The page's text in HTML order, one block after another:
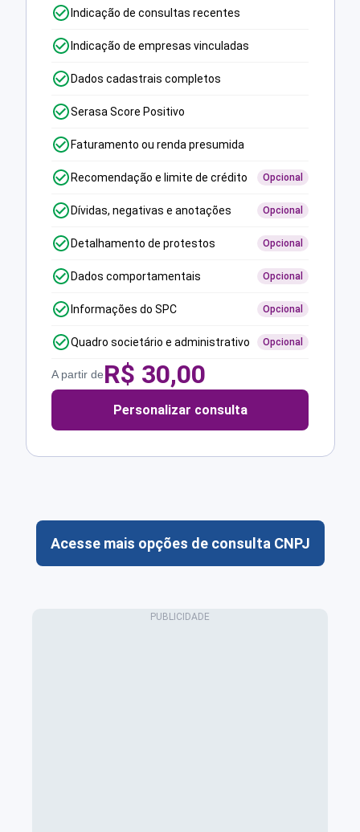
Indicação de consultas recentes
Indicação de empresas vinculadas
Dados cadastrais completos
Serasa Score Positivo
Faturamento ou renda presumida
Recomendação e limite de crédito Opcional
Dívidas, negativas e anotações Opcional
Detalhamento de protestos Opcional
Dados comportamentais Opcional
Informações do SPC Opcional
Quadro societário e administrativo Opcional
A partir deR$ 30,00
Personalizar consulta
Acesse mais opções de consulta CNPJ